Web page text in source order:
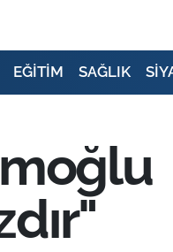
EĞİTİM SAĞLIK